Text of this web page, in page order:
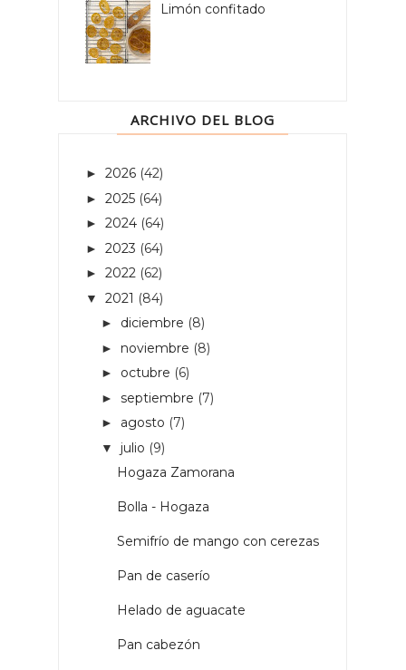
Limón confitado
ARCHIVO DEL BLOG
► 2026 (42)
► 2025 (64)
► 2024 (64)
► 2023 (64)
► 2022 (62)
▼ 2021 (84)
► diciembre (8)
► noviembre (8)
► octubre (6)
► septiembre (7)
► agosto (7)
▼ julio (9)
Hogaza Zamorana
Bolla - Hogaza
Semifrío de mango con cerezas
Pan de caserío
Helado de aguacate
Pan cabezón